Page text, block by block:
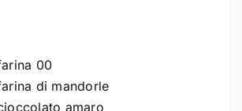
00
di mandorle
amaro